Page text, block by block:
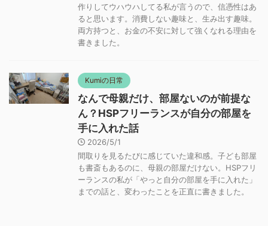
作りしてウハウハしてる私が言うので、信憑性はあ
ると思います。消費しない趣味と、生み出す趣味。
両方持つと、お金の不安に対して強くなれる理由を
書きました。
Kumiの日常
なんで母親だけ、部屋ないのが前提な
ん？HSPフリーランスが自分の部屋を
手に入れた話
2026/5/1
間取りを見るたびに感じていた違和感。子ども部屋
も書斎もあるのに、母親の部屋だけない。HSPフリ
ーランスの私が「やっと自分の部屋を手に入れた」
までの話と、変わったことを正直に書きました。